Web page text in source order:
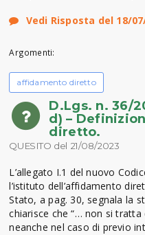
Vedi Risposta del 18/
Argomenti:
affidamento diretto
D.Lgs. n. 36/
d) –
diretto.
QUESITO del 21/08/2023
L’allegato I.1 del nuovo
l’istituto dell’affidamento
Stato, a pag. 30, segnala la
chiarisce che “… non si
neanche nel caso di previo